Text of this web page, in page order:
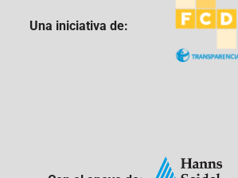
Una iniciativa de: